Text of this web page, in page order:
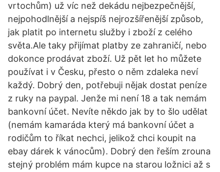
vrtochům) už víc než dekádu nejbezpečnější,
nejpohodlnější a nejspíš nejrozšířenější způsob,
jak platit po internetu služby i zboží z celého
světa.Ale taky přijímat platby ze zahraničí, nebo
dokonce prodávat zboží. Už pět let ho můžete
používat i v Česku, přesto o něm zdaleka neví
každý. Dobrý den, potřebuji nějak dostat peníze
z ruky na paypal. Jenže mi není 18 a tak nemám
bankovní účet. Nevíte někdo jak by to šlo udělat
(nemám kamaráda který má bankovní účet a
rodičům to říkat nechci, jelikož chci koupit na
ebay dárek k vánocům). Dobrý den řeším zrouna
stejný problém mám kupce na starou ložnici až s